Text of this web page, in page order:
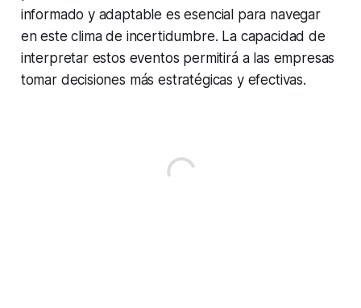
informado y adaptable es esencial para navegar
en este clima de incertidumbre. La capacidad de
interpretar estos eventos permitirá a las empresas
tomar decisiones más estratégicas y efectivas.